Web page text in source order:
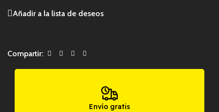
Añadir a la lista de deseos
Compartir:
Envío gratis